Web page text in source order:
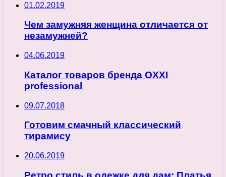
01.02.2019
Чем замужняя женщина отличается от
незамужней?
04.06.2019
Каталог товаров бренда OXXI
professional
09.07.2018
Готовим смачный классический
тирамису
20.06.2019